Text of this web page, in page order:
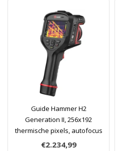
Guide Hammer H2
Generation II, 256x192
thermische pixels, autofocus
€2.234,99